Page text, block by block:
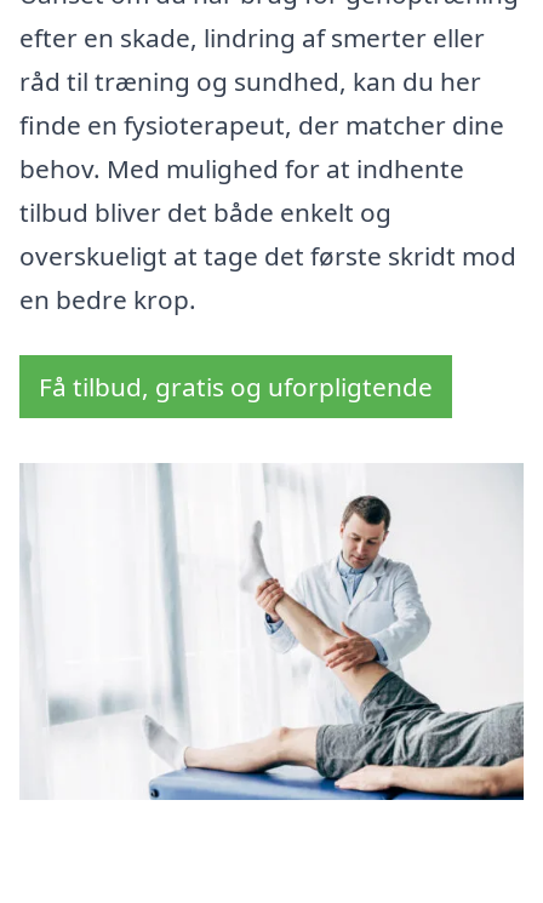
efter en skade, lindring af smerter eller
råd til træning og sundhed, kan du her
finde en fysioterapeut, der matcher dine
behov. Med mulighed for at indhente
tilbud bliver det både enkelt og
overskueligt at tage det første skridt mod
en bedre krop.
Få tilbud, gratis og uforpligtende